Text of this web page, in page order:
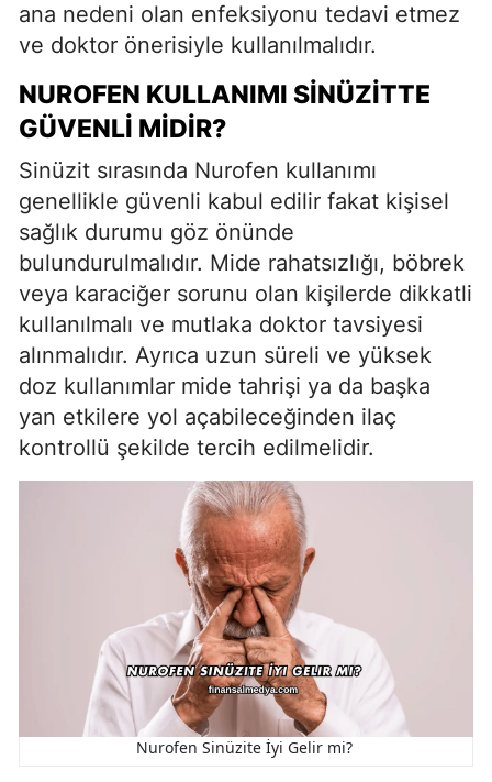
ana nedeni olan enfeksiyonu tedavi etmez
ve doktor önerisiyle kullanılmalıdır.
NUROFEN KULLANIMI SINÜZITTE
GÜVENLI MIDIR?
Sinüzit sırasında Nurofen kullanımı
genellikle güvenli kabul edilir fakat kişisel
sağlık durumu göz önünde
bulundurulmalıdır. Mide rahatsızlığı, böbrek
veya karaciğer sorunu olan kişilerde dikkatli
kullanılmalı ve mutlaka doktor tavsiyesi
alınmalıdır. Ayrıca uzun süreli ve yüksek
doz kullanımlar mide tahrişi ya da başka
yan etkilere yol açabileceğinden ilaç
kontrollü şekilde tercih edilmelidir.
Nurofen Sinüzite İyi Gelir mi?